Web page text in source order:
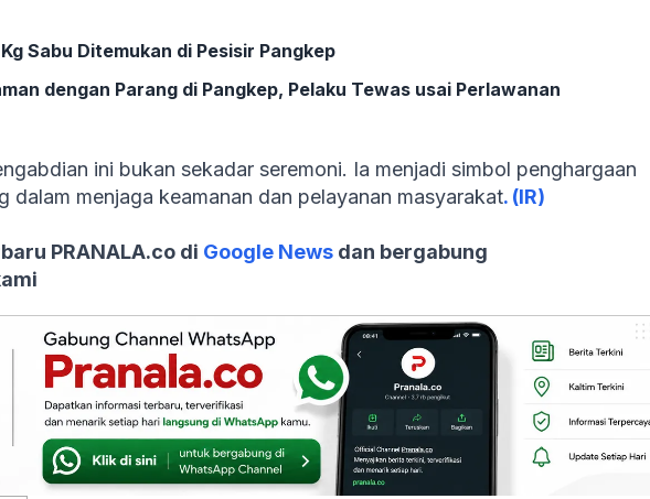
Sabu Ditemukan di Pesisir Pangkep
dengan Parang di Pangkep, Pelaku Tewas usai Perlawanan
ini bukan sekadar seremoni. Ia menjadi simbol penghargaan
dalam menjaga keamanan dan pelayanan masyarakat. (IR)
PRANALA.co di Google News dan bergabung